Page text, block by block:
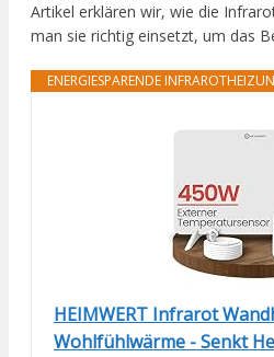
Artikel erklären wir, wie die
man sie richtig einsetzt, um das
ENERGIESPARENDE
HEIMWERT Infrarot
Wohlfühlwärme - Senkt